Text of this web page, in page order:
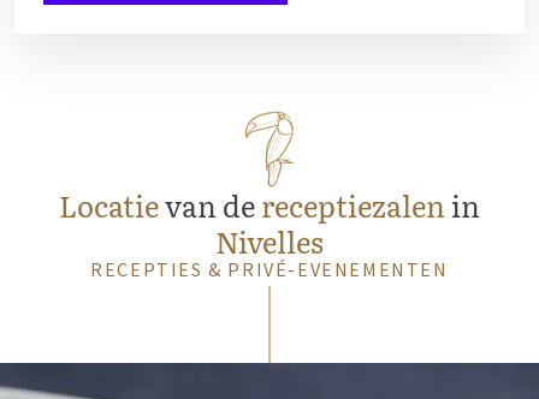
Locatievan dereceptiezalenin
Nivelles
RECEPTIES & PRIVÉ-EVENEMENTEN